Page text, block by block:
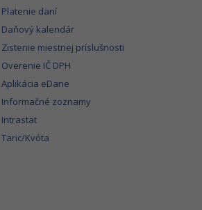
Platenie daní
Daňový kalendár
Zistenie miestnej príslušnosti
Overenie IČ DPH
Aplikácia eDane
Informačné zoznamy
Intrastat
Taric/Kvóta